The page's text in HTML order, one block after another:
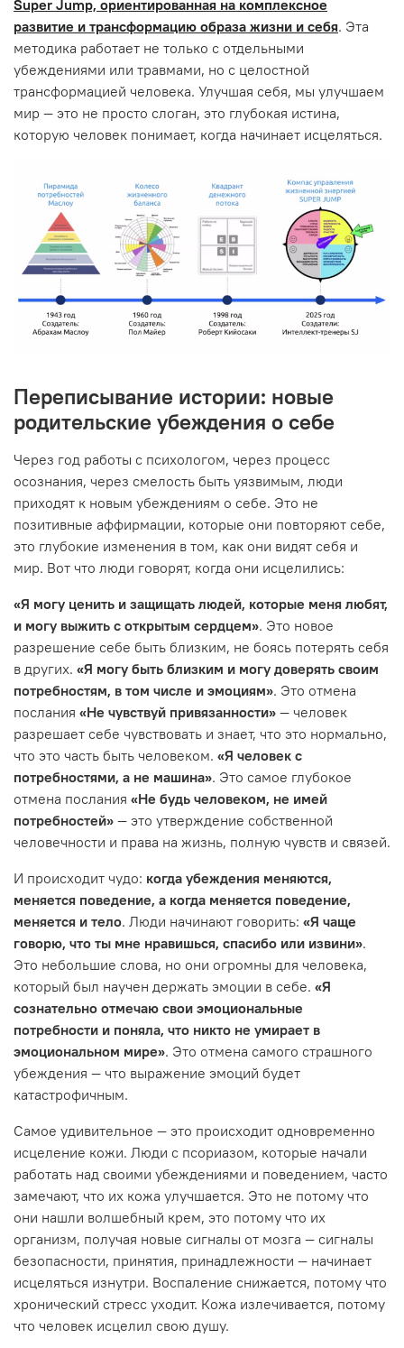
Super Jump, ориентированная на комплексное
развитие и трансформацию образа жизни и себя. Эта
методика работает не только с отдельными
убеждениями или травмами, но с целостной
трансформацией человека. Улучшая себя, мы улучшаем
мир — это не просто слоган, это глубокая истина,
которую человек понимает, когда начинает исцеляться.
Переписывание истории: новые
родительские убеждения о себе
Через год работы с психологом, через процесс
осознания, через смелость быть уязвимым, люди
приходят к новым убеждениям о себе. Это не
позитивные аффирмации, которые они повторяют себе,
это глубокие изменения в том, как они видят себя и
мир. Вот что люди говорят, когда они исцелились:
«Я могу ценить и защищать людей, которые меня любят,
и могу выжить с открытым сердцем». Это новое
разрешение себе быть близким, не боясь потерять себя
в других. «Я могу быть близким и могу доверять своим
потребностям, в том числе и эмоциям». Это отмена
послания «Не чувствуй привязанности» — человек
разрешает себе чувствовать и знает, что это нормально,
что это часть быть человеком. «Я человек с
потребностями, а не машина». Это самое глубокое
отмена послания «Не будь человеком, не имей
потребностей» — это утверждение собственной
человечности и права на жизнь, полную чувств и связей.
И происходит чудо: когда убеждения меняются,
меняется поведение, а когда меняется поведение,
меняется и тело. Люди начинают говорить: «Я чаще
говорю, что ты мне нравишься, спасибо или извини».
Это небольшие слова, но они огромны для человека,
который был научен держать эмоции в себе. «Я
сознательно отмечаю свои эмоциональные
потребности и поняла, что никто не умирает в
эмоциональном мире». Это отмена самого страшного
убеждения — что выражение эмоций будет
катастрофичным.
Самое удивительное — это происходит одновременно
исцеление кожи. Люди с псориазом, которые начали
работать над своими убеждениями и поведением, часто
замечают, что их кожа улучшается. Это не потому что
они нашли волшебный крем, это потому что их
организм, получая новые сигналы от мозга — сигналы
безопасности, принятия, принадлежности — начинает
исцеляться изнутри. Воспаление снижается, потому что
хронический стресс уходит. Кожа излечивается, потому
что человек исцелил свою душу.